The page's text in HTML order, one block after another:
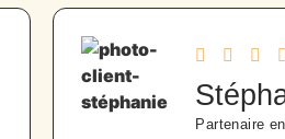
Partenaire